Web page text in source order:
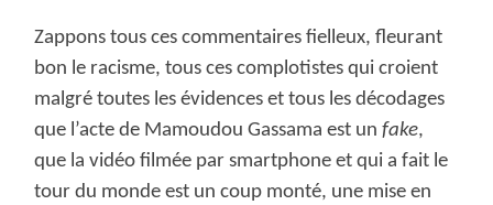
Zappons tous ces commentaires fielleux, fleurant
bon le racisme, tous ces complotistes qui croient
malgré toutes les évidences et tous les décodages
que l’acte de Mamoudou Gassama est unfake,
que la vidéo filmée par smartphone et qui a fait le
tour du monde est un coup monté, une mise en